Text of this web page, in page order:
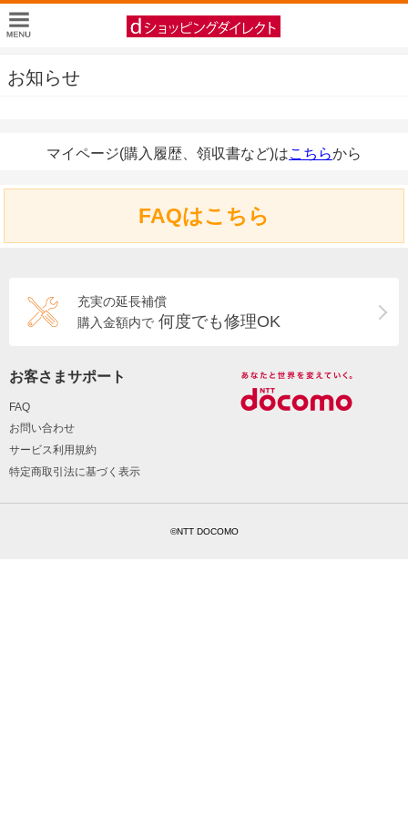
お知らせ
マイページ(購入履歴、領収書など)はこちらから
FAQはこちら
充実の延長補償
購入金額内で 何度でも修理OK
お客さまサポート
FAQ
お問い合わせ
サービス利用規約
特定商取引法に基づく表示
©NTT DOCOMO